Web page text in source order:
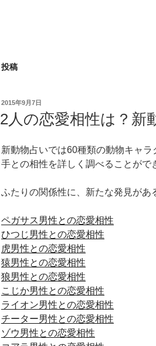
投稿
投
日:
2015年9月7日
2人の恋愛相性は？新
新動物占いでは60種類の動物キャ
手との相性を詳しく調べることがで
ふたりの関係性に、新たな発見があ
ペガサス男性との恋愛相性
ひつじ男性との恋愛相性
虎男性との恋愛相性
猿男性との恋愛相性
狼男性との恋愛相性
こじか男性との恋愛相性
ライオン男性との恋愛相性
チーター男性との恋愛相性
ゾウ男性との恋愛相性